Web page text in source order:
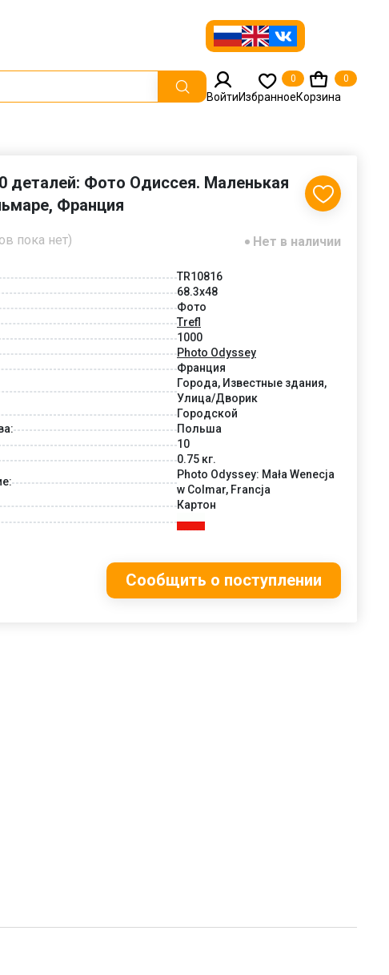
ВойтиИзбранное
0
Корзина
0
деталей: Фото Одиссея. Маленькая
Франция
пока нет) Нет в наличии
TR10816
68.3x48
Фото
Trefl
1000
Photo Odyssey
Франция
Города, Известные здания,
Улица/Дворик
Городской
Польша
10
0.75 кг.
Photo Odyssey: Mała Wenecja
w Colmar, Francja
Картон
Сообщить о поступлении